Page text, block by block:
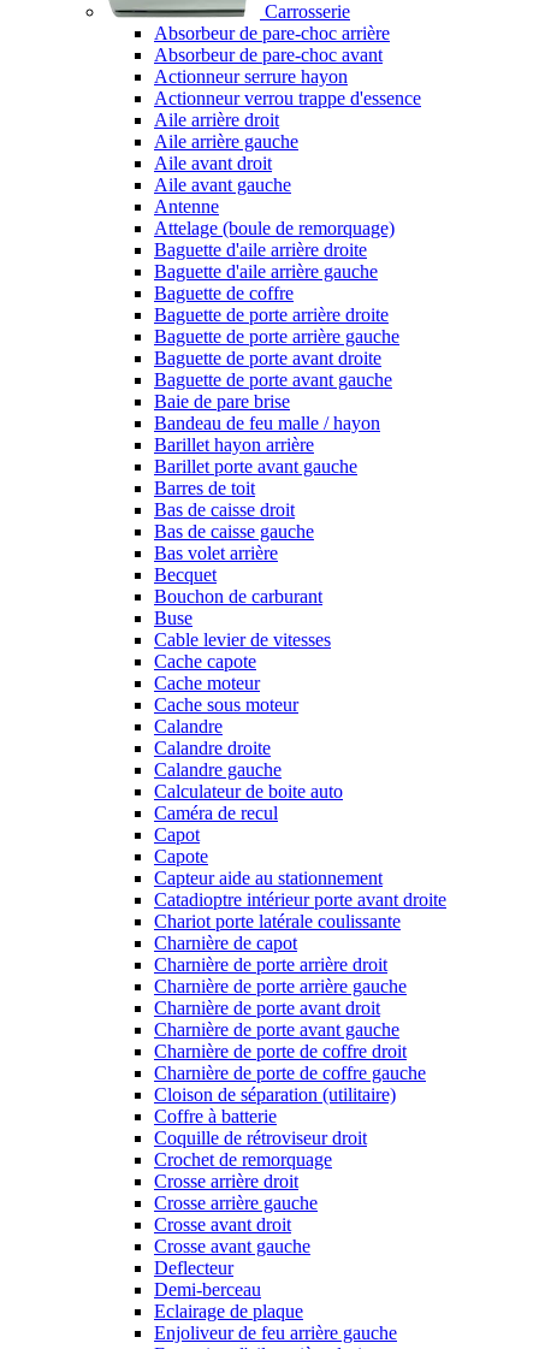
Carrosserie
Absorbeur de pare-choc arrière
Absorbeur de pare-choc avant
Actionneur serrure hayon
Actionneur verrou trappe d'essence
Aile arrière droit
Aile arrière gauche
Aile avant droit
Aile avant gauche
Antenne
Attelage (boule de remorquage)
Baguette d'aile arrière droite
Baguette d'aile arrière gauche
Baguette de coffre
Baguette de porte arrière droite
Baguette de porte arrière gauche
Baguette de porte avant droite
Baguette de porte avant gauche
Baie de pare brise
Bandeau de feu malle / hayon
Barillet hayon arrière
Barillet porte avant gauche
Barres de toit
Bas de caisse droit
Bas de caisse gauche
Bas volet arrière
Becquet
Bouchon de carburant
Buse
Cable levier de vitesses
Cache capote
Cache moteur
Cache sous moteur
Calandre
Calandre droite
Calandre gauche
Calculateur de boite auto
Caméra de recul
Capot
Capote
Capteur aide au stationnement
Catadioptre intérieur porte avant droite
Chariot porte latérale coulissante
Charnière de capot
Charnière de porte arrière droit
Charnière de porte arrière gauche
Charnière de porte avant droit
Charnière de porte avant gauche
Charnière de porte de coffre droit
Charnière de porte de coffre gauche
Cloison de séparation (utilitaire)
Coffre à batterie
Coquille de rétroviseur droit
Crochet de remorquage
Crosse arrière droit
Crosse arrière gauche
Crosse avant droit
Crosse avant gauche
Deflecteur
Demi-berceau
Eclairage de plaque
Enjoliveur de feu arrière gauche